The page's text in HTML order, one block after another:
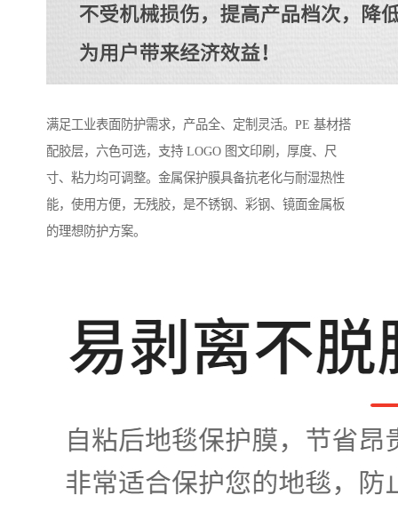
满足工业表面防护需求，产品全、定制灵活。PE 基材搭
配胶层，六色可选，支持 LOGO 图文印刷，厚度、尺
寸、粘力均可调整。金属保护膜具备抗老化与耐湿热性
能，使用方便，无残胶，是不锈钢、彩钢、镜面金属板
的理想防护方案。